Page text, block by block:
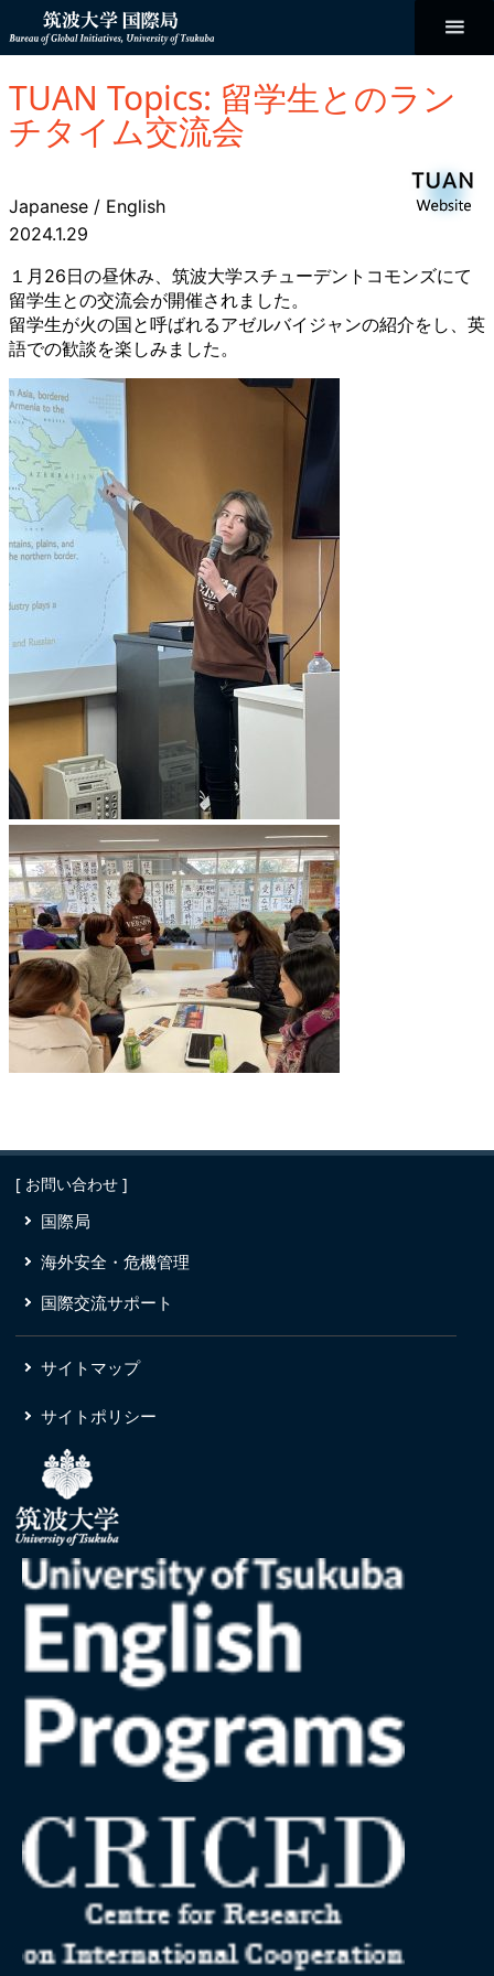
テ
ン
へ
ッ
Bureau of
Global
TUAN Topics: 留学生とのラン
チタイム交流会
Japanese / English
2024.1.29
１月26日の昼休み、筑波大学スチューデントコモンズにて
留学生との交流会が開催されました。
留学生が火の国と呼ばれるアゼルバイジャンの紹介をし、英
語での歓談を楽しみました。
[ お問い合わせ ]
国際局
海外安全・危機管理
国際交流サポート
サイトマップ
サイトポリシー